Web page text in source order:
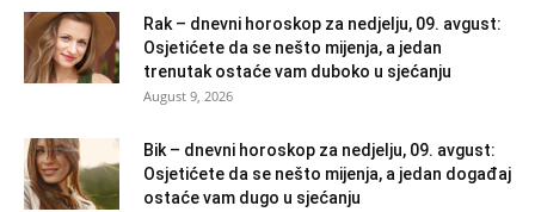
Rak – dnevni horoskop za nedjelju, 09. avgust:
Osjetićete da se nešto mijenja, a jedan
trenutak ostaće vam duboko u sjećanju
August 9, 2026
Bik – dnevni horoskop za nedjelju, 09. avgust:
Osjetićete da se nešto mijenja, a jedan događaj
ostaće vam dugo u sjećanju